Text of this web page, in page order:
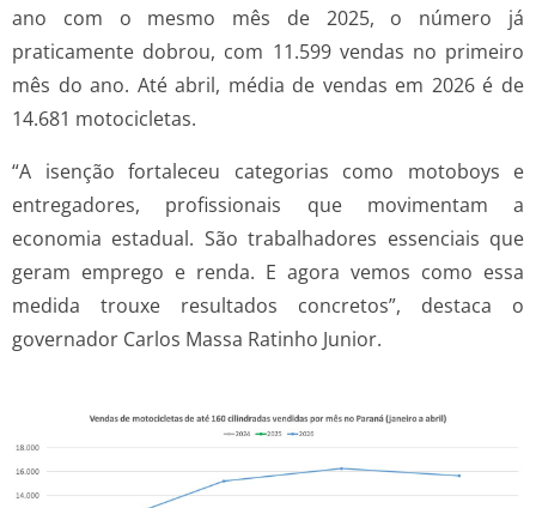
ano com o mesmo mês de 2025, o número já
praticamente dobrou, com 11.599 vendas no primeiro
mês do ano. Até abril, média de vendas em 2026 é de
14.681 motocicletas.
“A isenção fortaleceu categorias como motoboys e
entregadores, profissionais que movimentam a
economia estadual. São trabalhadores essenciais que
geram emprego e renda. E agora vemos como essa
medida trouxe resultados concretos”, destaca o
governador Carlos Massa Ratinho Junior.